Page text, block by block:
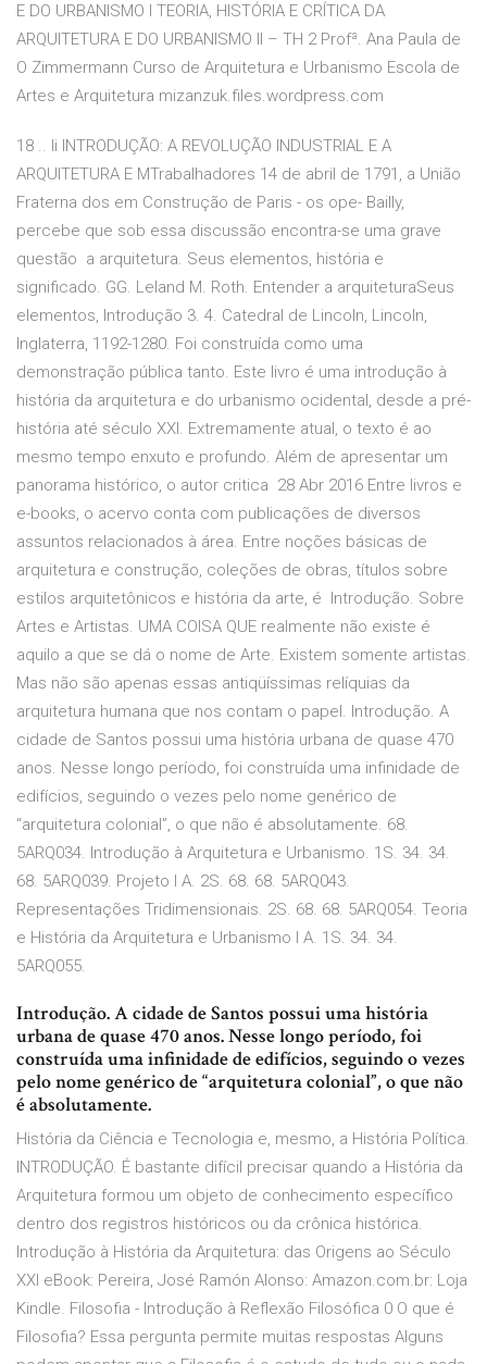
E DO URBANISMO I TEORIA, HISTÓRIA E CRÍTICA DA
ARQUITETURA E DO URBANISMO II – TH 2 Profª. Ana Paula de
O Zimmermann Curso de Arquitetura e Urbanismo Escola de
Artes e Arquitetura mizanzuk.files.wordpress.com
18 .. li INTRODUÇÃO: A REVOLUÇÃO INDUSTRIAL E A
ARQUITETURA E MTrabalhadores 14 de abril de 1791, a União
Fraterna dos em Construção de Paris - os ope- Bailly,
percebe que sob essa discussão encontra-se uma grave
questão a arquitetura. Seus elementos, história e
significado. GG. Leland M. Roth. Entender a arquiteturaSeus
elementos, Introdução 3. 4. Catedral de Lincoln, Lincoln,
Inglaterra, 1192-1280. Foi construída como uma
demonstração pública tanto. Este livro é uma introdução à
história da arquitetura e do urbanismo ocidental, desde a pré-
história até século XXI. Extremamente atual, o texto é ao
mesmo tempo enxuto e profundo. Além de apresentar um
panorama histórico, o autor critica 28 Abr 2016 Entre livros e
e-books, o acervo conta com publicações de diversos
assuntos relacionados à área. Entre noções básicas de
arquitetura e construção, coleções de obras, títulos sobre
estilos arquitetônicos e história da arte, é Introdução. Sobre
Artes e Artistas. UMA COISA QUE realmente não existe é
aquilo a que se dá o nome de Arte. Existem somente artistas.
Mas não são apenas essas antiqüíssimas relíquias da
arquitetura humana que nos contam o papel. Introdução. A
cidade de Santos possui uma história urbana de quase 470
anos. Nesse longo período, foi construída uma infinidade de
edifícios, seguindo o vezes pelo nome genérico de
“arquitetura colonial”, o que não é absolutamente. 68.
5ARQ034. Introdução à Arquitetura e Urbanismo. 1S. 34. 34.
68. 5ARQ039. Projeto I A. 2S. 68. 68. 5ARQ043.
Representações Tridimensionais. 2S. 68. 68. 5ARQ054. Teoria
e História da Arquitetura e Urbanismo I A. 1S. 34. 34.
5ARQ055.
Introdução. A cidade de Santos possui uma história
urbana de quase 470 anos. Nesse longo período, foi
construída uma infinidade de edifícios, seguindo o vezes
pelo nome genérico de “arquitetura colonial”, o que não
é absolutamente.
História da Ciência e Tecnologia e, mesmo, a História Política.
INTRODUÇÃO. É bastante difícil precisar quando a História da
Arquitetura formou um objeto de conhecimento específico
dentro dos registros históricos ou da crônica histórica.
Introdução à História da Arquitetura: das Origens ao Século
XXI eBook: Pereira, José Ramón Alonso: Amazon.com.br: Loja
Kindle. Filosofia - Introdução à Reflexão Filosófica 0 O que é
Filosofia? Essa pergunta permite muitas respostas Alguns